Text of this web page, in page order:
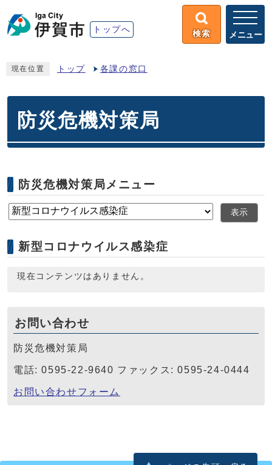
トップへ 検索 メニュー
現在位置 トップ 各課の窓口
防災危機対策局
防災危機対策局メニュー
表示
新型コロナウイルス感染症
現在コンテンツはありません。
お問い合わせ
防災危機対策局
電話: 0595-22-9640 ファックス: 0595-24-0444
お問い合わせフォーム